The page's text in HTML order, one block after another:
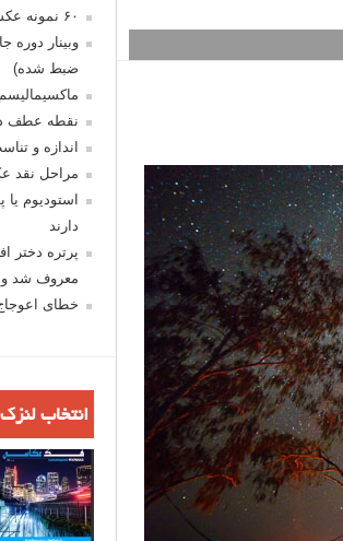
۶۰ نمونه عکس سبک ماکسیمالیسم
وبینار
ضبط شده)
نقطه عطف
اندازه و
مراحل نقد
استودیوم
دارند
پرتره دختر
معروف شد و
خطای
انتخاب لنزک